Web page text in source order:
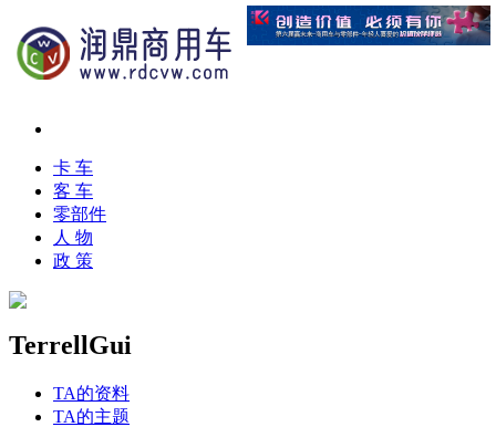
卡 车
客 车
零部件
人 物
政 策
TerrellGui
TA的资料
TA的主题